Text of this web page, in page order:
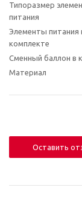
Типоразмер
питания
Элементы питания
комплекте
Сменный баллон в
Материал
Оставить